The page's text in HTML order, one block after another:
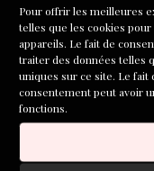
Pour offrir les meilleures
telles que les cookies
appareils. Le fait de
traiter des données telles
uniques sur ce site. Le
consentement peut avoir
fonctions.
L'ÉCOLE
ÉCRITURE